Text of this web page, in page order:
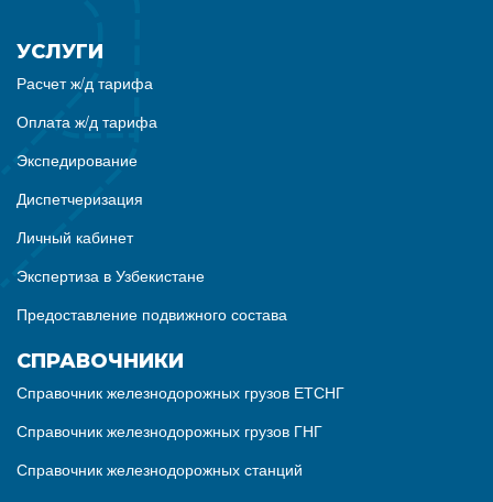
УСЛУГИ
Расчет ж/д тарифа
Оплата ж/д тарифа
Экспедирование
Диспетчеризация
Личный кабинет
Экспертиза в Узбекистане
Предоставление подвижного состава
СПРАВОЧНИКИ
Справочник железнодорожных грузов ЕТСНГ
Справочник железнодорожных грузов ГНГ
Справочник железнодорожных станций